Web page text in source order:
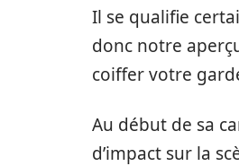
Il se qualifie
donc notre
coiffer votre
Au début de sa
d’impact sur la